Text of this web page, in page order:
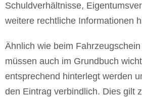
Schuldverhältnisse,
weitere rechtliche Informationen
Ähnlich wie beim
müssen auch im Grundbuch
entsprechend hinterlegt werden
den Eintrag verbindlich. Dies gilt